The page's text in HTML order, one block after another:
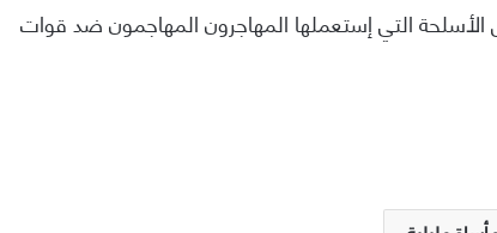
الأسلحة التي إستعملها المهاجرون المهاجمون ضد قوات